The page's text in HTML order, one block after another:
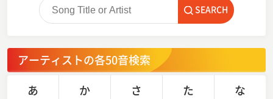
SEARCH
アーティストの各50音検索
あ
か さ た
な